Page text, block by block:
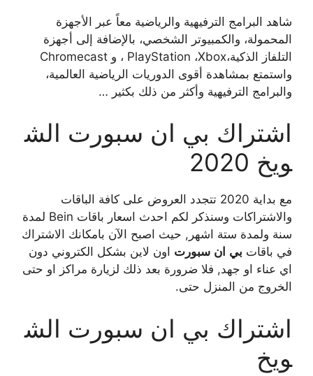
شاهد البرامج الترفيهية والرياضية معاً عبر الأجهزة
المحمولة، والكمبيوتر الشخصي، بالإضافة إلى أجهزة
التلفاز الذكية،PlayStation ،Xbox ، و Chromecast
واستمتع بمشاهدة أقوى الدوريات الرياضية العالمية،
والبرامج الترفيهية وأكثر من ذلك بكثير …
اشتراك بي ان سبورت الش
ويخ 2020
مع بداية 2020 تتجدد العروض على كافة الباقات
والاشتراكات وسنذكر لكم احدث اسعار باقات Bein لمدة
سنة ولمدة ستة اشهر, حيث اصبح الآن بامكانك الاشتراك
في باقات بي ان سبورت اون لاين بشكل الكتروني دون
اي عناء او جهد, فلا ضرورة بعد ذلك لزيارة مراكز او حتى
الخروج من المنزل حتى.
اشتراك بي ان سبورت الش
ويخ